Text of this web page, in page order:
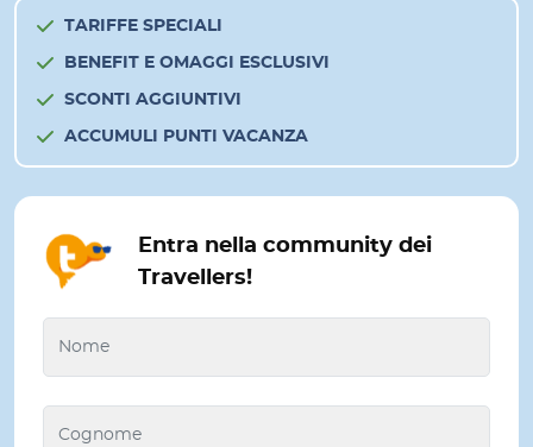
TARIFFE SPECIALI
BENEFIT E OMAGGI ESCLUSIVI
SCONTI AGGIUNTIVI
ACCUMULI PUNTI VACANZA
Entra nella community dei
Travellers!